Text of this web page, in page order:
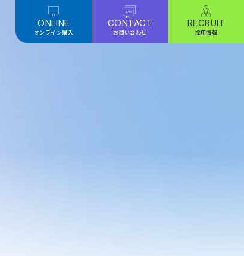
ONLINE
オンライン購入
CONTACT
お問い合わせ
RECRUIT
採用情報